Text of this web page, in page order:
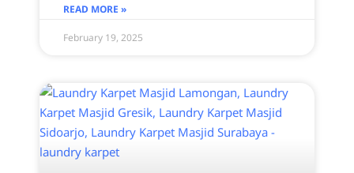
READ MORE »
February 19, 2025